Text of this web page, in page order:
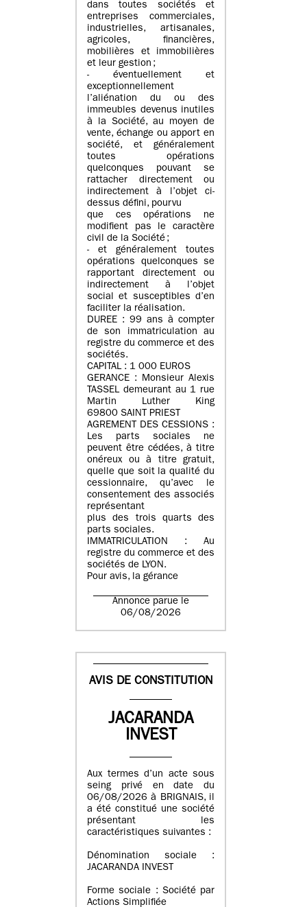
dans toutes sociétés et
entreprises commerciales,
industrielles, artisanales,
agricoles, financières,
mobilières et immobilières
et leur gestion ;
- éventuellement et
exceptionnellement
l’aliénation du ou des
immeubles devenus inutiles
à la Société, au moyen de
vente, échange ou apport en
société, et généralement
toutes opérations
quelconques pouvant se
rattacher directement ou
indirectement à l’objet ci-
dessus défini, pourvu
que ces opérations ne
modifient pas le caractère
civil de la Société ;
- et généralement toutes
opérations quelconques se
rapportant directement ou
indirectement à l’objet
social et susceptibles d’en
faciliter la réalisation.
DUREE : 99 ans à compter
de son immatriculation au
registre du commerce et des
sociétés.
CAPITAL : 1 000 EUROS
GERANCE : Monsieur Alexis
TASSEL demeurant au 1 rue
Martin Luther King
69800 SAINT PRIEST
AGREMENT DES CESSIONS :
Les parts sociales ne
peuvent être cédées, à titre
onéreux ou à titre gratuit,
quelle que soit la qualité du
cessionnaire, qu’avec le
consentement des associés
représentant
plus des trois quarts des
parts sociales.
IMMATRICULATION : Au
registre du commerce et des
sociétés de LYON.
Pour avis, la gérance
Annonce parue le
06/08/2026
AVIS DE CONSTITUTION
JACARANDA
INVEST
Aux termes d’un acte sous
seing privé en date du
06/08/2026 à BRIGNAIS, il
a été constitué une société
présentant les
caractéristiques suivantes :
Dénomination sociale :
JACARANDA INVEST
Forme sociale : Société par
Actions Simplifiée